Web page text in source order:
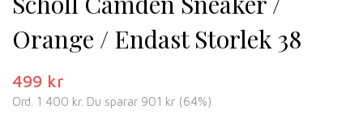
Orange / Endast Storlek 38
499 kr
Ord. 1 400 kr. Du sparar 901 kr (64%)